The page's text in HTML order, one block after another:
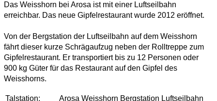
Das Weisshorn bei Arosa ist mit einer Luftseilbahn
erreichbar. Das neue Gipfelrestaurant wurde 2012 eröffnet.
Von der Bergstation der Luftseilbahn auf dem Weisshorn
fährt dieser kurze Schrägaufzug neben der Rolltreppe zum
Gipfelrestaurant. Er transportiert bis zu 12 Personen oder
900 kg Güter für das Restaurant auf den Gipfel des
Weisshorns.
Talstation:
Arosa Weisshorn Bergstation Luftseilbahn